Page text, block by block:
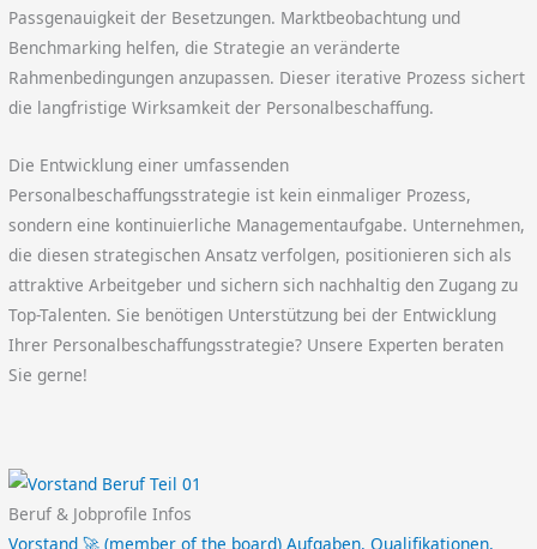
Passgenauigkeit der Besetzungen. Marktbeobachtung und
Benchmarking helfen, die Strategie an veränderte
Rahmenbedingungen anzupassen. Dieser iterative Prozess sichert
die langfristige Wirksamkeit der Personalbeschaffung.
Die Entwicklung einer umfassenden
Personalbeschaffungsstrategie ist kein einmaliger Prozess,
sondern eine kontinuierliche Managementaufgabe. Unternehmen,
die diesen strategischen Ansatz verfolgen, positionieren sich als
attraktive Arbeitgeber und sichern sich nachhaltig den Zugang zu
Top-Talenten. Sie benötigen Unterstützung bei der Entwicklung
Ihrer Personalbeschaffungsstrategie? Unsere Experten beraten
Sie gerne!
Beruf & Jobprofile Infos
Vorstand 🚀 (member of the board) Aufgaben, Qualifikationen,